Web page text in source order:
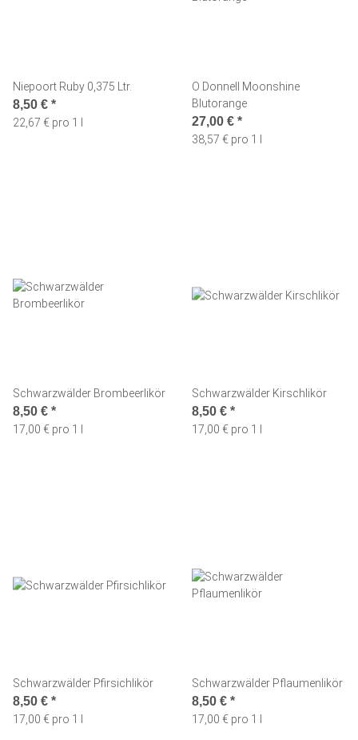
Niepoort Ruby 0,375 Ltr.
8,50 € *
22,67 € pro 1 l
O Donnell Moonshine
Blutorange
27,00 € *
38,57 € pro 1 l
Schwarzwälder Brombeerlikör
8,50 € *
17,00 € pro 1 l
Schwarzwälder Kirschlikör
8,50 € *
17,00 € pro 1 l
Schwarzwälder Pfirsichlikör
8,50 € *
17,00 € pro 1 l
Schwarzwälder Pflaumenlikör
8,50 € *
17,00 € pro 1 l